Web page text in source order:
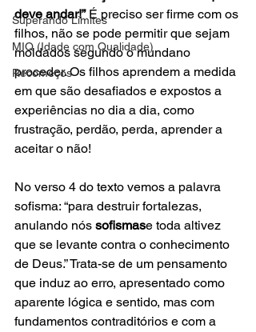
Superando Limites
MIQ (Idade com Qualidade)
Recomeços
deve andar!” É preciso ser firme com os
filhos, não se pode permitir que sejam
moldados segundo o mundano
proceder. Os filhos aprendem a medida
em que são desafiados e expostos a
experiências no dia a dia, como
frustração, perdão, perda, aprender a
aceitar o não!
No verso 4 do texto vemos a palavra
sofisma: “para destruir fortalezas,
anulando nós sofismase toda altivez
que se levante contra o conhecimento
de Deus.” Trata-se de um pensamento
que induz ao erro, apresentado como
aparente lógica e sentido, mas com
fundamentos contraditórios e com a